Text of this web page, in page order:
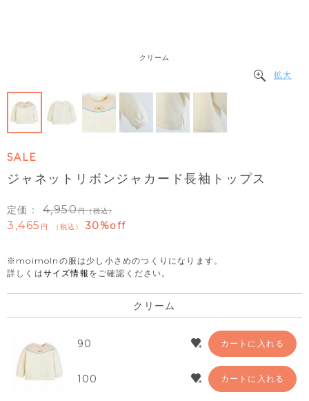
クリーム
拡大
SALE
ジャネットリボンジャカード長袖トップス
定価： 4,950 （税込）
3,465 税込 30%off
※moimolnの服は少し小さめのつくりになります。
詳しくはサイズ情報 をご確認ください。
クリーム
90 カートに入れる
100 カートに入れる